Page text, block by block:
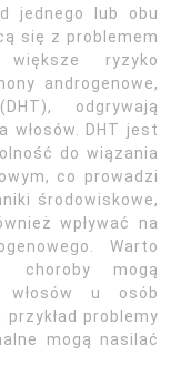
jednego lub obu
się z problemem
większe ryzyko
androgenowe,
odgrywają
włosów. DHT jest
do wiązania
co prowadzi
środowiskowe,
wpływać na
Warto
mogą
włosów u osób
problemy
mogą nasilać